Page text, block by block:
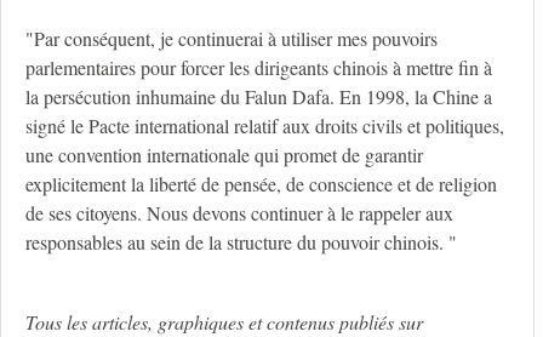
"Par conséquent, je continuerai à utiliser mes pouvoirs
parlementaires pour forcer les dirigeants chinois à mettre fin à
la persécution inhumaine du Falun Dafa. En 1998, la Chine a
signé le Pacte international relatif aux droits civils et politiques,
une convention internationale qui promet de garantir
explicitement la liberté de pensée, de conscience et de religion
de ses citoyens. Nous devons continuer à le rappeler aux
responsables au sein de la structure du pouvoir chinois. "
Tous les articles, graphiques et contenus publiés sur